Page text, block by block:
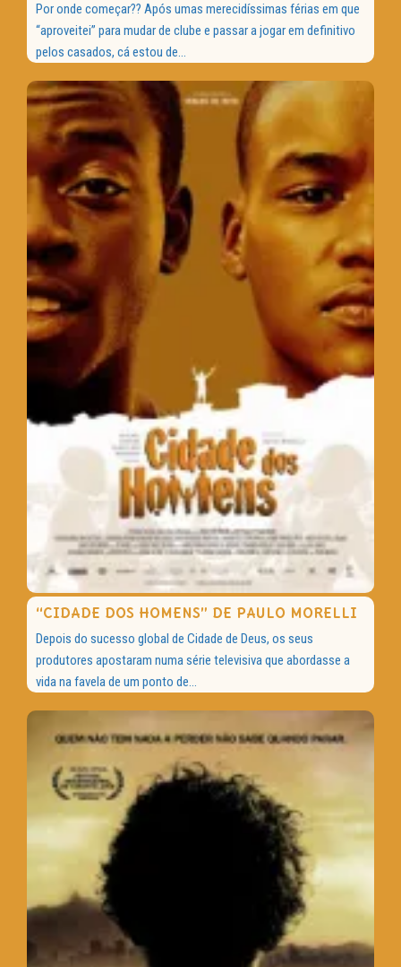
Por onde começar?? Após umas merecidíssimas férias em que
“aproveitei” para mudar de clube e passar a jogar em definitivo
pelos casados, cá estou de...
“CIDADE DOS HOMENS” DE PAULO MORELLI
Depois do sucesso global de Cidade de Deus, os seus
produtores apostaram numa série televisiva que abordasse a
vida na favela de um ponto de...